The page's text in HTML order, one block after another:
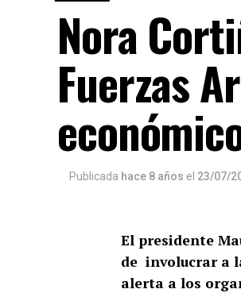
Nora
Fuerzas
Publicada hace 8 años el 23/07/
El presidente
de involucrar a
alerta a los